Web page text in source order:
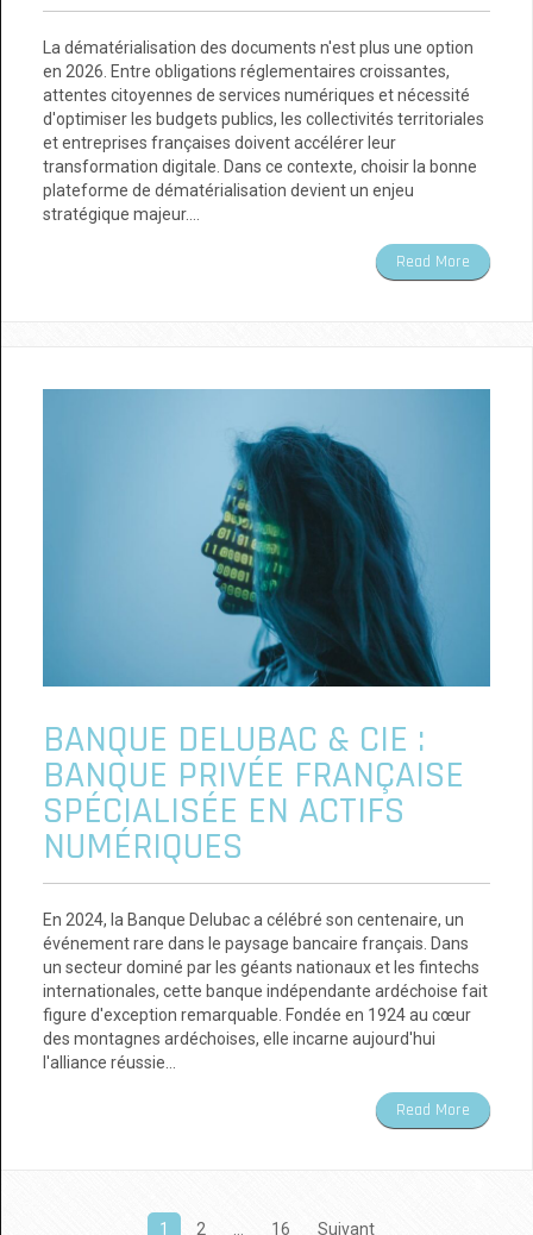
La dématérialisation des documents n'est plus une option
en 2026. Entre obligations réglementaires croissantes,
attentes citoyennes de services numériques et nécessité
d'optimiser les budgets publics, les collectivités territoriales
et entreprises françaises doivent accélérer leur
transformation digitale. Dans ce contexte, choisir la bonne
plateforme de dématérialisation devient un enjeu
stratégique majeur.…
Read More
BANQUE DELUBAC & CIE :
BANQUE PRIVÉE FRANÇAISE
SPÉCIALISÉE EN ACTIFS
NUMÉRIQUES
En 2024, la Banque Delubac a célébré son centenaire, un
événement rare dans le paysage bancaire français. Dans
un secteur dominé par les géants nationaux et les fintechs
internationales, cette banque indépendante ardéchoise fait
figure d'exception remarquable. Fondée en 1924 au cœur
des montagnes ardéchoises, elle incarne aujourd'hui
l'alliance réussie…
Read More
1 2 … 16 Suivant